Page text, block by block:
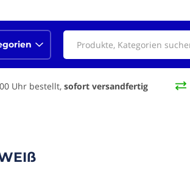
Uhr bestellt, sofort versandfertig